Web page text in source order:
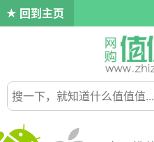
回到主页